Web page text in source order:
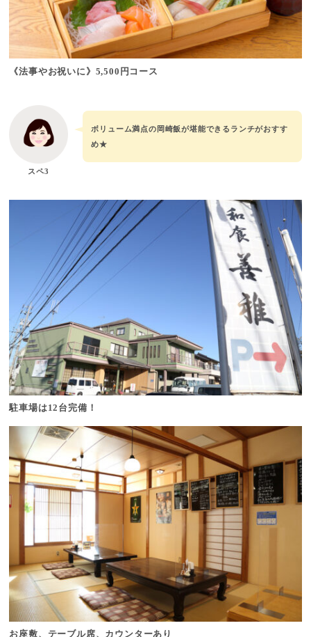
《法事やお祝いに》5,500円コース
スペ3
ボリューム満点の岡崎飯が堪能できるランチがおすす
め★
駐車場は12台完備！
お座敷、テーブル席、カウンターあり